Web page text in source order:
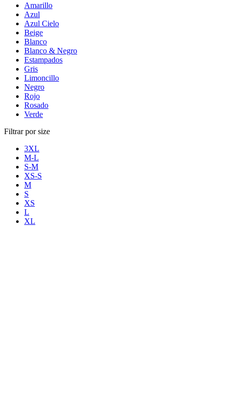
Amarillo
Azul
Azul Cielo
Beige
Blanco
Blanco & Negro
Estampados
Gris
Limoncillo
Negro
Rojo
Rosado
Verde
Filtrar por size
3XL
M-L
S-M
XS-S
M
S
XS
L
XL